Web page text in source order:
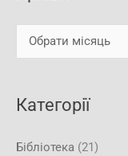
т
Категорії
Бібліотека (21)